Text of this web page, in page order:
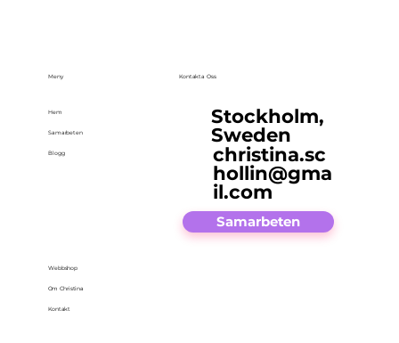
Meny
Hem
Samarbeten
Blogg
Webbshop
Om Christina
Kontakt
Kontakta Oss
Stockholm,
Sweden
christina.sc
hollin@gma
il.com
Samarbeten